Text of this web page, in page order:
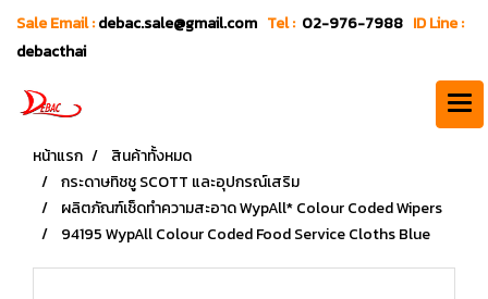
Sale Email :debac.sale@gmail.com Tel : 02-976-7988 ID Line :
debacthai
หน้าแรก
สินค้าทั้งหมด
กระดาษทิชชู SCOTT และอุปกรณ์เสริม
ผลิตภัณฑ์เช็ดทำความสะอาด WypAll* Colour Coded Wipers
94195 WypAll Colour Coded Food Service Cloths Blue